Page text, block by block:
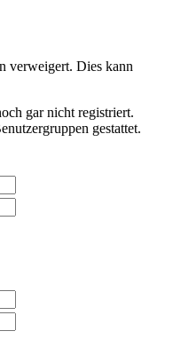
verweigert. Dies kann
gar nicht registriert.
gestattet.